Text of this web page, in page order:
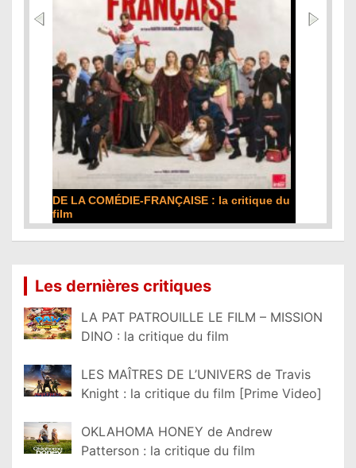
DE LA COMÉDIE-FRANÇAISE : la critique du
film
Les dernières critiques
LA PAT PATROUILLE LE FILM – MISSION
DINO : la critique du film
LES MAÎTRES DE L’UNIVERS de Travis
Knight : la critique du film [Prime Video]
OKLAHOMA HONEY de Andrew
Patterson : la critique du film